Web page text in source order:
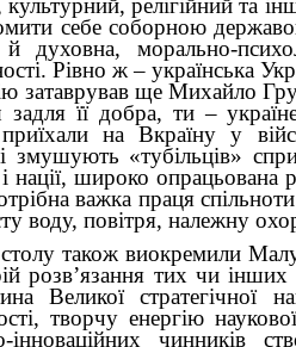
себе соборною
духовна, морально-
Рівно ж – українська
затаврував ще Михайло
її добра, ти –
приїхали на Вкраїну у
змушують «тубільців»
нації, широко
важка праця
воду, повітря, належну
також виокремили
розв’язання тих чи
Великої стратегічної
творчу енергію
інноваційних чинників